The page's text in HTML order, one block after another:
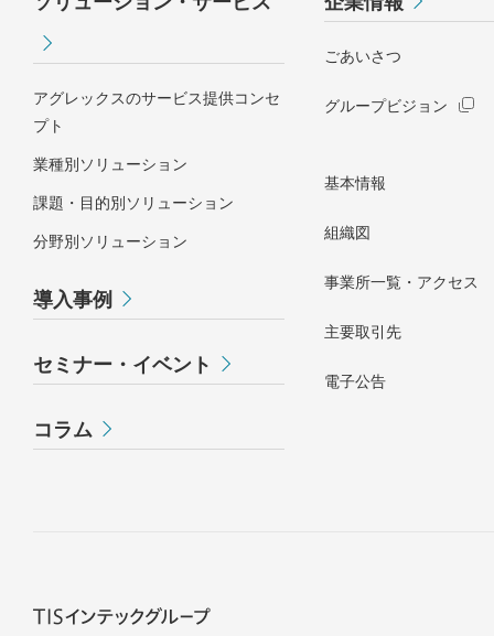
アグレックスのサービス提供コンセ
プト
業種別ソリューション
課題・目的別ソリューション
分野別ソリューション
導入事例
セミナー・イベント
コラム
ごあいさつ
グループビジョン
基本情報
組織図
事業所一覧・アクセス
主要取引先
電子公告